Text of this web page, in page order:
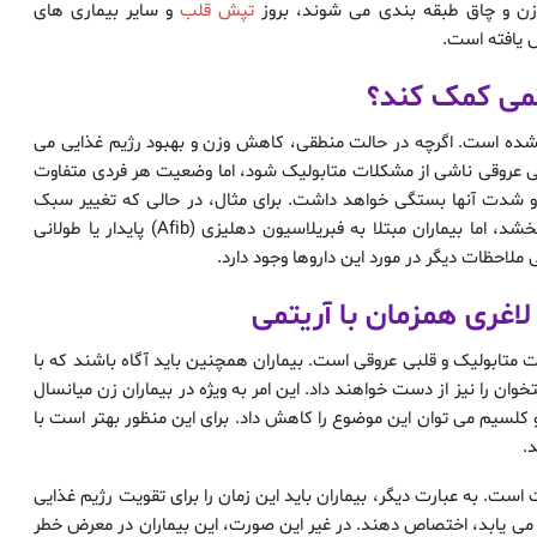
و چاق طبقه بندی می شوند، بروز تپش قلبو سایر بیماری های
کمک کند؟
است. اگرچه در حالت منطقی، کاهش وزن و بهبود رژیم غذایی می
ناشی از مشکلات متابولیک شود، اما وضعیت هر فردی متفاوت
آنها بستگی خواهد داشت. برای مثال، در حالی که تغییر سبک
زندگی ممکن است شروع فیبریلاسیون دهلیزی جدید را بهبود بخشد، اما بیماران مبتلا به فبریلاسیون دهلیزی (Afib) پایدار یا طولانی
دیگر در مورد این داروها وجود دارد.
همزمان با آریتمی
متابولیک و قلبی عروقی است. بیماران همچنین باید آگاه باشند که با
را نیز از دست خواهند داد. این امر به ویژه در بیماران زن میانسال
می توان این موضوع را کاهش داد. برای این منظور بهتر است با
به عبارت دیگر، بیماران باید این زمان را برای تقویت رژیم غذایی
یابد، اختصاص دهند. در غیر این صورت، این بیماران در معرض خطر